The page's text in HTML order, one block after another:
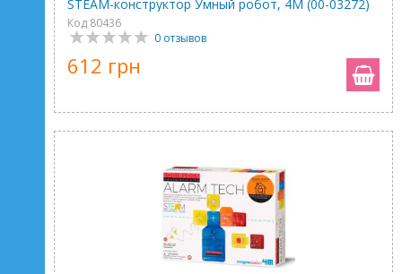
STEAM-конструктор Умный робот, 4M (00-03272)
Код 80436
0 отзывов
612 грн